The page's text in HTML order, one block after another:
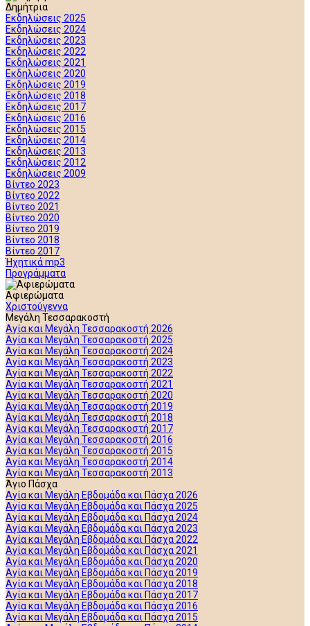
Δημήτρια
Εκδηλώσεις 2025
Εκδηλώσεις 2024
Εκδηλώσεις 2023
Εκδηλώσεις 2022
Εκδηλώσεις 2021
Εκδηλώσεις 2020
Εκδηλώσεις 2019
Εκδηλώσεις 2018
Εκδηλώσεις 2017
Εκδηλώσεις 2016
Εκδηλώσεις 2015
Εκδηλώσεις 2014
Εκδηλώσεις 2013
Εκδηλώσεις 2012
Εκδηλώσεις 2009
Βίντεο 2023
Βίντεο 2022
Βίντεο 2021
Βίντεο 2020
Βίντεο 2019
Βίντεο 2018
Βίντεο 2017
Ήχητικά mp3
Προγράμματα
Αφιερώματα
Χριστούγεννα
Μεγάλη Τεσσαρακοστή
Αγία και Μεγάλη Τεσσαρακοστή 2026
Αγία και Μεγάλη Τεσσαρακοστή 2025
Αγία και Μεγάλη Τεσσαρακοστή 2024
Αγία και Μεγάλη Τεσσαρακοστή 2023
Αγία και Μεγάλη Τεσσαρακοστή 2022
Αγία και Μεγάλη Τεσσαρακοστή 2021
Αγία και Μεγάλη Τεσσαρακοστή 2020
Αγία και Μεγάλη Τεσσαρακοστή 2019
Αγία και Μεγάλη Τεσσαρακοστή 2018
Αγία και Μεγάλη Τεσσαρακοστή 2017
Αγία και Μεγάλη Τεσσαρακοστή 2016
Αγία και Μεγάλη Τεσσαρακοστή 2015
Αγία και Μεγάλη Τεσσαρακοστή 2014
Αγία και Μεγάλη Τεσσαρακοστή 2013
Άγιο Πάσχα
Αγία και Μεγάλη Εβδομάδα και Πάσχα 2026
Αγία και Μεγάλη Εβδομάδα και Πάσχα 2025
Αγία και Μεγάλη Εβδομάδα και Πάσχα 2024
Αγία και Μεγάλη Εβδομάδα και Πάσχα 2023
Αγία και Μεγάλη Εβδομάδα και Πάσχα 2022
Αγία και Μεγάλη Εβδομάδα και Πάσχα 2021
Αγία και Μεγάλη Εβδομάδα και Πάσχα 2020
Αγία και Μεγάλη Εβδομάδα και Πάσχα 2019
Αγία και Μεγάλη Εβδομάδα και Πάσχα 2018
Αγία και Μεγάλη Εβδομάδα και Πάσχα 2017
Αγία και Μεγάλη Εβδομάδα και Πάσχα 2016
Αγία και Μεγάλη Εβδομάδα και Πάσχα 2015